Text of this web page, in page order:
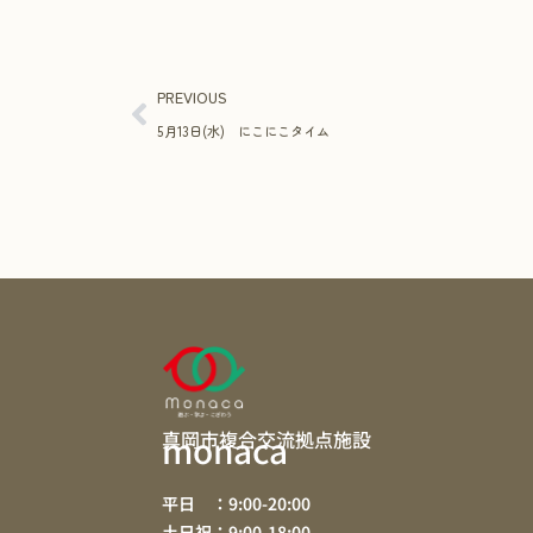
PREVIOUS
5月13日(水) にこにこタイム
真岡市複合交流拠点施設
monaca
平日 ：9:00-20:00